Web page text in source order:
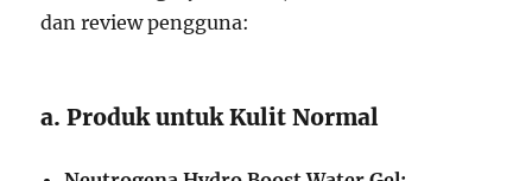
dan review pengguna:
a. Produk untuk Kulit Normal